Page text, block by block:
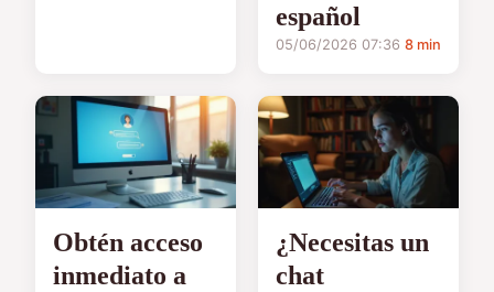
español
05/06/2026 07:36 8 min
Obtén acceso
inmediato a
¿Necesitas un
chat